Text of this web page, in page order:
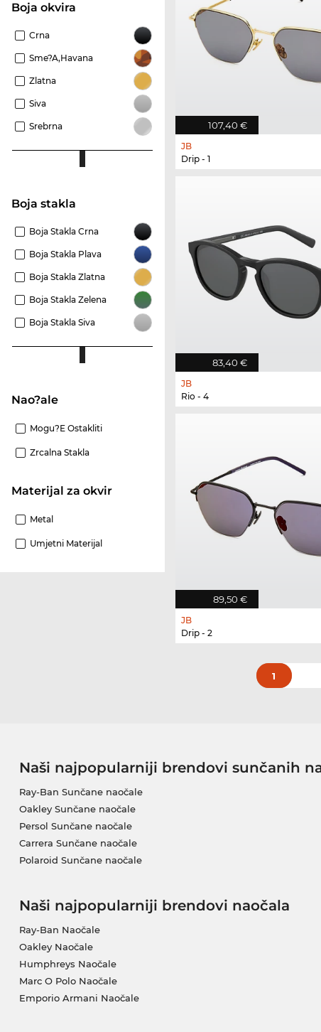
boja okvira
Crna
Sme?a,Havana
Zlatna
Siva
Srebrna
Boja stakla
Boja Stakla Crna
Boja Stakla Plava
Boja Stakla Zlatna
Boja Stakla Zelena
Boja Stakla Siva
Nao?ale
Mogu?e Ostakliti
Zrcalna Stakla
materijal za okvir
Metal
Umjetni Materijal
107,40 €
JB
Drip - 1
83,40 €
JB
Rio - 4
89,50 €
JB
Drip - 2
1
Naši najpopularniji brendovi sunčanih
Ray-Ban Sunčane naočale
Oakley Sunčane naočale
Persol Sunčane naočale
Carrera Sunčane naočale
Polaroid Sunčane naočale
Naši najpopularniji brendovi naočala
Ray-Ban Naočale
Oakley Naočale
Humphreys Naočale
Marc O Polo Naočale
Emporio Armani Naočale